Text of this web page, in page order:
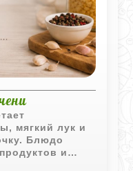
мягкий лук и
Блюдо
и
семейного